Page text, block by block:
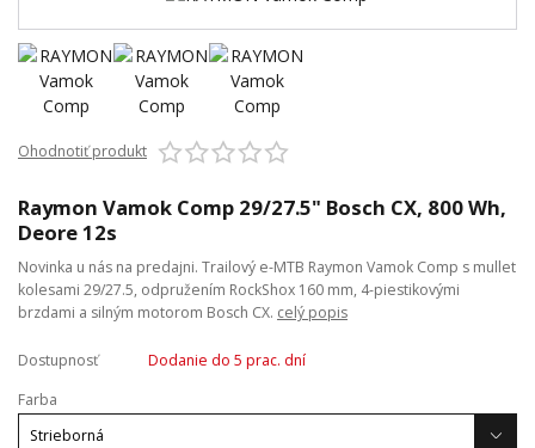
Ohodnotiť produkt
Raymon Vamok Comp 29/27.5" Bosch CX, 800 Wh,
Deore 12s
Novinka u nás na predajni. Trailový e-MTB Raymon Vamok Comp s mullet
kolesami 29/27.5, odpružením RockShox 160 mm, 4-piestikovými
brzdami a silným motorom Bosch CX. celý popis
Dostupnosť
Dodanie do 5 prac. dní
Farba